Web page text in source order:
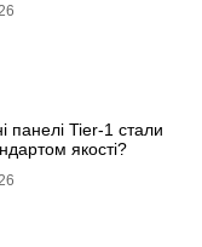
панелі Tier-1 стали
якості?